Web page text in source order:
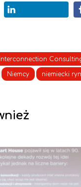
Interconnection
Niemcy niemiecki